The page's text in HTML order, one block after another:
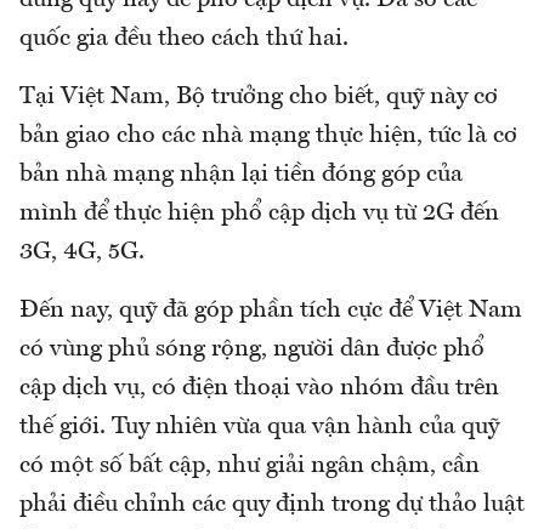
quốc gia đều theo cách thứ hai.
Tại Việt Nam, Bộ trưởng cho biết, quỹ này cơ
bản giao cho các nhà mạng thực hiện, tức là cơ
bản nhà mạng nhận lại tiền đóng góp của
mình để thực hiện phổ cập dịch vụ từ 2G đến
3G, 4G, 5G.
Đến nay, quỹ đã góp phần tích cực để Việt Nam
có vùng phủ sóng rộng, người dân được phổ
cập dịch vụ, có điện thoại vào nhóm đầu trên
thế giới. Tuy nhiên vừa qua vận hành của quỹ
có một số bất cập, như giải ngân chậm, cần
phải điều chỉnh các quy định trong dự thảo luật